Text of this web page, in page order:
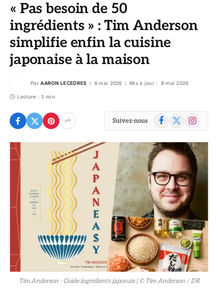
« Pas besoin de 50
ingrédients » : Tim Anderson
simplifie enfin la cuisine
japonaise à la maison
Par AARON LECEDRES 8 mai 2026 Mis à jour : 8 mai 2026
Lecture : 3 min
Suivez-nous Facebook
X
Instagram
© Tim Anderson / DR
Tim Anderson - Guide ingrédients japonais | © Tim Anderson / DR